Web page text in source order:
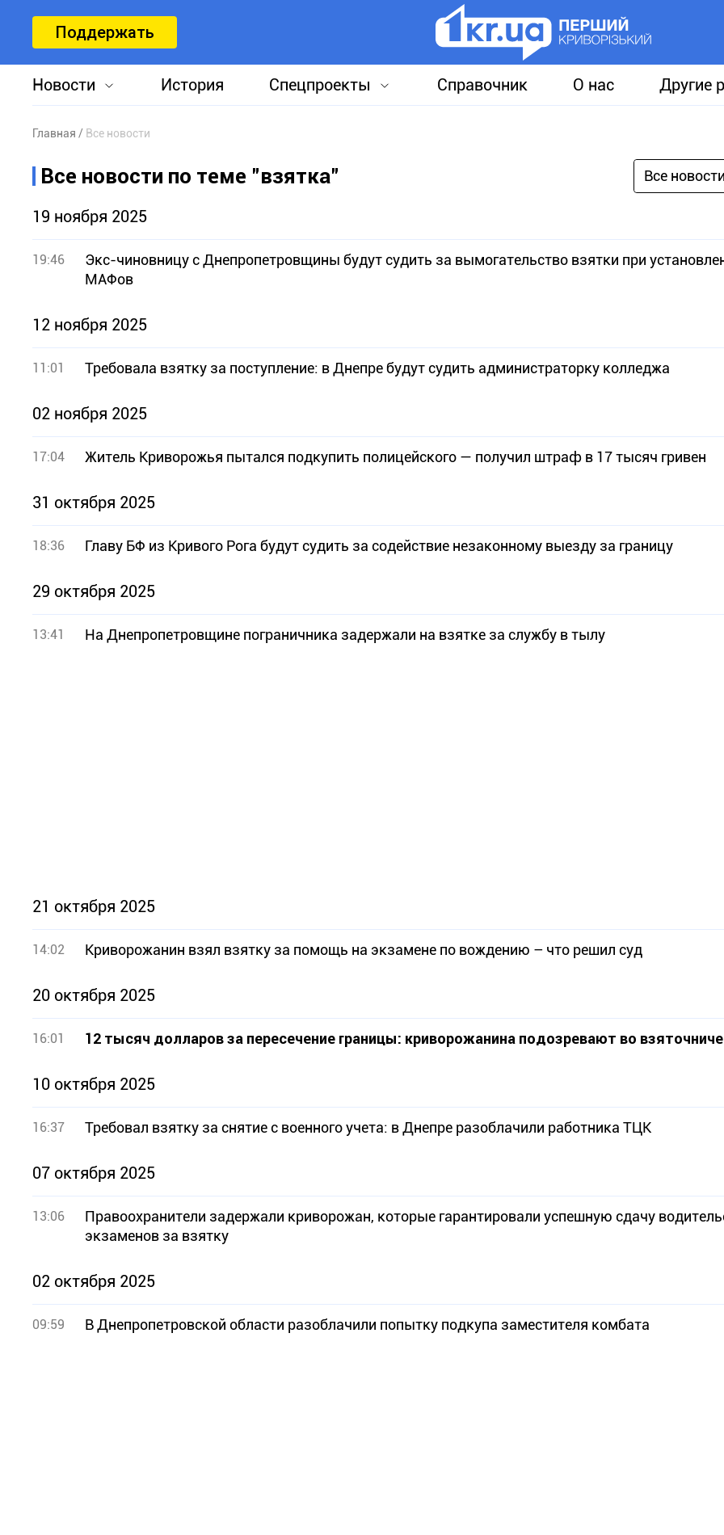
Поддержать
Новости История Спецпроекты Справочник О нас Другие
Главная Все новости
Все новости по теме "взятка" Все
19 ноября 2025
19:46
Экс-чиновницу с Днепропетровщины будут судить за вымогательство взятки при
МАФов
12 ноября 2025
11:01 Требовала взятку за поступление: в Днепре будут судить администраторку колледжа
02 ноября 2025
17:04 Житель Криворожья пытался подкупить полицейского — получил штраф в 17 тысяч гривен
31 октября 2025
18:36 Главу БФ из Кривого Рога будут судить за содействие незаконному выезду за границу
29 октября 2025
13:41 На Днепропетровщине пограничника задержали на взятке за службу в тылу
21 октября 2025
14:02 Криворожанин взял взятку за помощь на экзамене по вождению – что решил суд
20 октября 2025
16:01 12 тысяч долларов за пересечение границы: криворожанина подозревают во
10 октября 2025
16:37 Требовал взятку за снятие с военного учета: в Днепре разоблачили работника ТЦК
07 октября 2025
13:06
Правоохранители задержали криворожан, которые гарантировали успешную сдачу
экзаменов за взятку
02 октября 2025
09:59 В Днепропетровской области разоблачили попытку подкупа заместителя комбата